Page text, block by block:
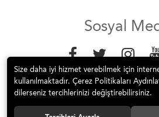
Sosyal
Size daha iyi hizmet verebilmek için
kullanılmaktadır. Çerez Politikaları
dilerseniz tercihlerinizi değiştirebilirsiniz.